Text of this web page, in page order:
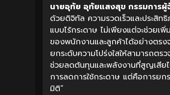
นายอุทัย อุทัยแสงสุข กรรมการ
ด้วยดิจิทัล ความรวดเร็วและประสิ
แบบไร้กระดาษ ไม่เพียงแต่จะช่วย
ของพนักงานและลูกค้าได้อย่างตร
ยกระดับความโปร่งใสให้สามารถต
ช่วยลดต้นทุนและพลังงานที่สูญเสียไ
การลดการใช้กระดาษ แต่คือการย
มิติ”